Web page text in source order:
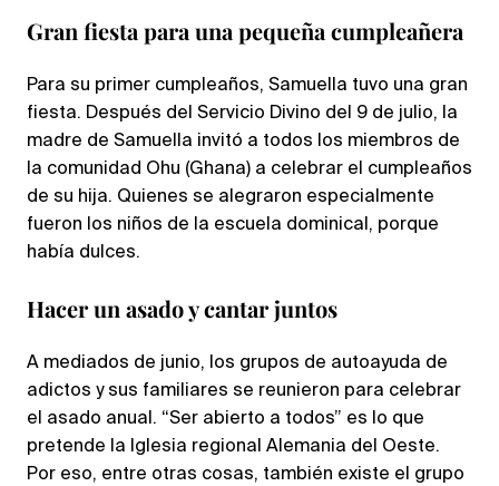
Gran fiesta para una pequeña cumpleañera
Para su primer cumpleaños, Samuella tuvo una gran
fiesta. Después del Servicio Divino del 9 de julio, la
madre de Samuella invitó a todos los miembros de
la comunidad Ohu (Ghana) a celebrar el cumpleaños
de su hija. Quienes se alegraron especialmente
fueron los niños de la escuela dominical, porque
había dulces.
Hacer un asado y cantar juntos
A mediados de junio, los grupos de autoayuda de
adictos y sus familiares se reunieron para celebrar
el asado anual. “Ser abierto a todos” es lo que
pretende la Iglesia regional Alemania del Oeste.
Por eso, entre otras cosas, también existe el grupo